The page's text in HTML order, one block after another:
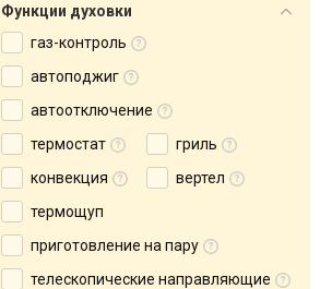
Функции духовки
газ-контроль
автоподжиг
автоотключение
термостат
гриль
конвекция
вертел
термощуп
приготовление на пару
телескопические направляющие